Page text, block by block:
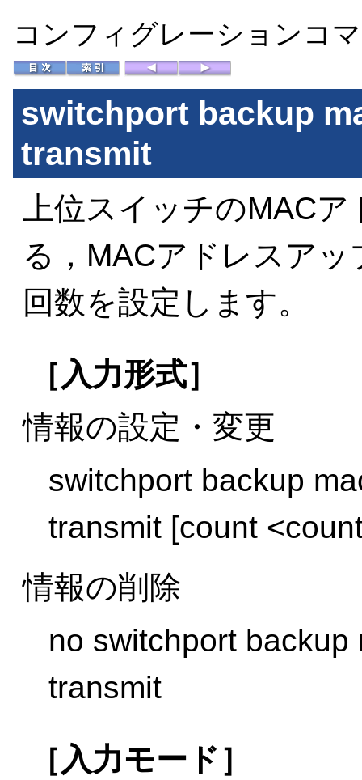
コンフィグレーションコ
switchport backup
transmit
上位スイッチのMAC
る，MACアドレスア
回数を設定します。
［入力形式］
情報の設定・変更
switchport backup
transmit [count
情報の削除
no switchport
transmit
［入力モード］